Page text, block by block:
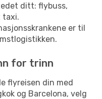
ditt: flybuss,
taxi.
er til
for trinn
flyreisen din med
og Barcelona, velg